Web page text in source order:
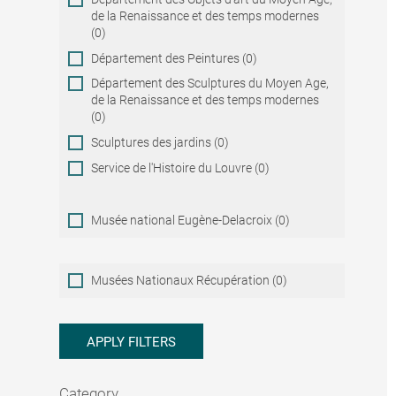
de la Renaissance et des temps modernes
(0)
Département des Peintures (0)
Département des Sculptures du Moyen Age,
de la Renaissance et des temps modernes
(0)
Sculptures des jardins (0)
Service de l'Histoire du Louvre (0)
Musée national Eugène-Delacroix (0)
Musées
Nationaux
Musées Nationaux Récupération (0)
APPLY FILTERS